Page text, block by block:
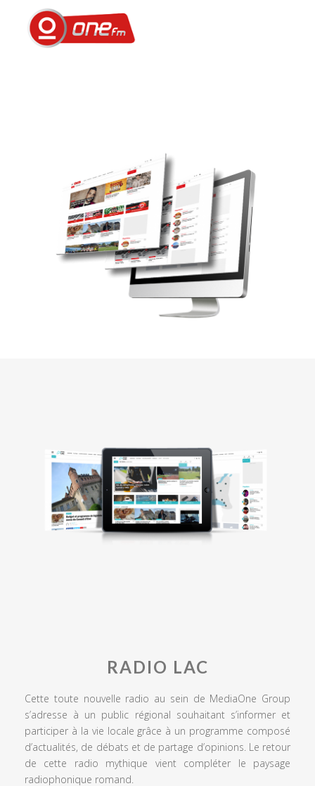
RADIO LAC
Cette toute nouvelle radio au sein de MediaOne Group
s’adresse à un public régional souhaitant s’informer et
participer à la vie locale grâce à un programme composé
d’actualités, de débats et de partage d’opinions. Le retour
de cette radio mythique vient compléter le paysage
radiophonique romand.